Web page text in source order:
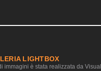
LIGHTBOX
immagini è stata realizzata da